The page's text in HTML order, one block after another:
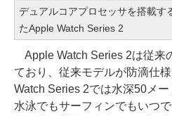
デュアルコアプロセッサを搭載す
たApple Watch Series 2
Apple Watch Series 2は従来
ており、従来モデルが防滴仕
Watch Series 2では水深50メー
水泳でもサーフィンでもいつ